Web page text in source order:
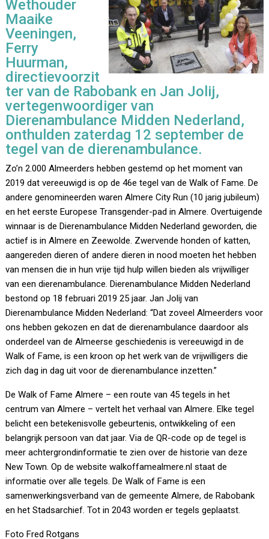
Wethouder
Maaike
Veeningen,
Ferry
Huurman,
directievoorzit
ter van de Rabobank en Jan Jolij,
vertegenwoordiger van
Dierenambulance Midden Nederland,
onthulden zaterdag 12 september de
tegel van de dierenambulance.
Zo’n 2.000 Almeerders hebben gestemd op het moment van
2019 dat vereeuwigd is op de 46e tegel van de Walk of Fame. De
andere genomineerden waren Almere City Run (10 jarig jubileum)
en het eerste Europese Transgender-pad in Almere. Overtuigende
winnaar is de Dierenambulance Midden Nederland geworden, die
actief is in Almere en Zeewolde. Zwervende honden of katten,
aangereden dieren of andere dieren in nood moeten het hebben
van mensen die in hun vrije tijd hulp willen bieden als vrijwilliger
van een dierenambulance. Dierenambulance Midden Nederland
bestond op 18 februari 2019 25 jaar. Jan Jolij van
Dierenambulance Midden Nederland: “Dat zoveel Almeerders voor
ons hebben gekozen en dat de dierenambulance daardoor als
onderdeel van de Almeerse geschiedenis is vereeuwigd in de
Walk of Fame, is een kroon op het werk van de vrijwilligers die
zich dag in dag uit voor de dierenambulance inzetten.”
De Walk of Fame Almere – een route van 45 tegels in het
centrum van Almere – vertelt het verhaal van Almere. Elke tegel
belicht een betekenisvolle gebeurtenis, ontwikkeling of een
belangrijk persoon van dat jaar. Via de QR-code op de tegel is
meer achtergrondinformatie te zien over de historie van deze
New Town. Op de website walkoffamealmere.nl staat de
informatie over alle tegels. De Walk of Fame is een
samenwerkingsverband van de gemeente Almere, de Rabobank
en het Stadsarchief. Tot in 2043 worden er tegels geplaatst.
Foto Fred Rotgans